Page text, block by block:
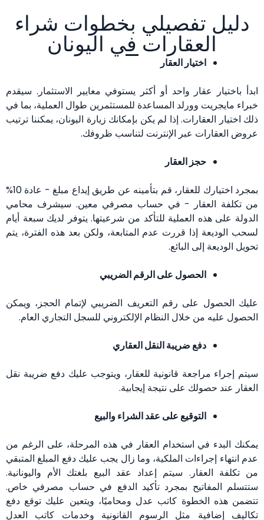
دليل تفصيلي بخطوات شراء
العقارات في اليونان
اختيار العقار
ابدأ باختيار عقار واحد أو أكثر يستوفي معايير الاستثمار. سيقدم
خبراء مايجريت وورلد المساعدة للمستثمرين طوال العملية، بما في
ذلك اختيار العقارات. إذا لم يكن بإمكانك زيارة اليونان، يمكننا ترتيب
عروض العقارات عبر الإنترنت لتناسب ظروفك.
حجز العقار
بمجرد اختيارك للعقار، قم بتأمينه عن طريق إيداع مبلغ - عادة 10%
من تكلفة العقار - في حساب مصرفي معين. سيشرف محامي
الدولة على هذه العملية للتأكد من شرعيتها. يتوفر لديك سبعة أيام
لسحب الوديعة إذا قررت عدم المتابعة، ولكن بعد هذه الفترة، يتم
تحويل الوديعة إلى البائع.
الحصول على الرقم الضريبي
عليك الحصول على رقم التعريف الضريبي لإتمام الحجز، ويمكن
الحصول عليه من خلال النظام الإلكتروني للسجل التجاري العام.
دفع ضريبة النقل العقاري
سيتم إجراء مراجعة قانونية للعقار، ويتوجب عليك دفع ضريبة نقل
العقار عند حصولك على نتيجة إيجابية.
التوقيع على عقد الشراء والبيع
يمكنك البدء في استخدام العقار في هذه المرحلة، على الرغم من
عدم انتهاء إجراءات الملكية، وما زال يجب عليك دفع المبلغ المتبقي
من تكلفة العقار. سيتم إعداد عقد البيع بلغتك الأم واليونانية.
ستتسلم المفاتيح بمجرد تأكيد الدفع في حساب مصرفي خاص.
تتضمن هذه الخطوة كاتب عدل ومحاميًا، ويتعين عليك توقع دفع
تكاليف إضافية مثل الرسوم القانونية وخدمات كاتب العدل